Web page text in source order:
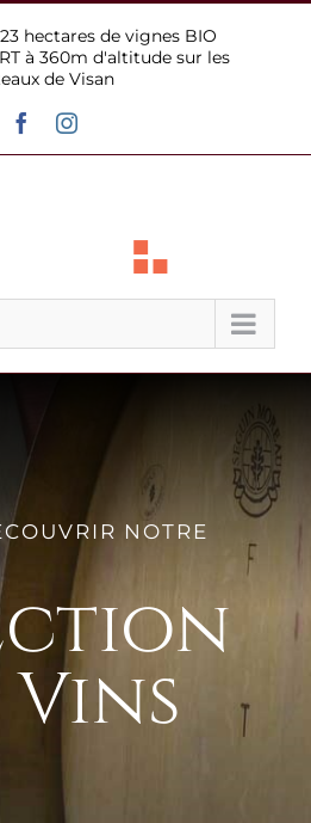
hectares de vignes BIO
à 360m d'altitude sur les
de Visan
FacebookInstagram
NOTRE
Vins